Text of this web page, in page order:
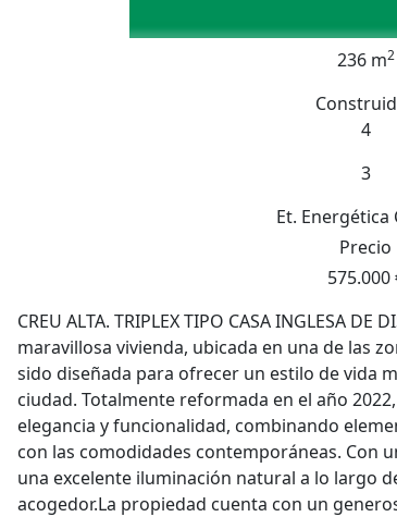
236 m2
4
3
Et. Energética
Precio
575.000
CREU ALTA. TRIPLEX TIPO CASA INGLESA DE
maravillosa vivienda, ubicada en una de las
sido diseñada para ofrecer un estilo de vida
ciudad. Totalmente reformada en el año
elegancia y funcionalidad, combinando
con las comodidades contemporáneas. Con
una excelente iluminación natural a lo largo
acogedor.La propiedad cuenta con un